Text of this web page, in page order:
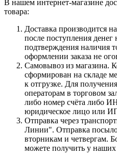
В нашем интернет-магазине
товара:
Доставка производится
после поступления денег
подтверждения наличия
оформлении заказа не
Самовывоз из магазина.
сформирован на складе
к отгрузке. Для
операторам в торговом
либо номер счёта либо
юридическое лицо или
Отправка через
Линии". Отправка
вторникам и четвергам.
можете получить у